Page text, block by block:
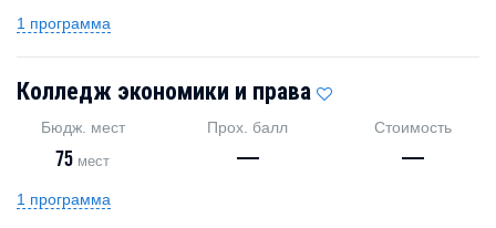
1 программа
Колледж экономики и права
Бюдж. мест
75 мест
Прох. балл
—
Стоимость
—
1 программа